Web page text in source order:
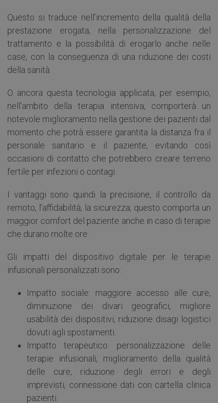
Questo si traduce nell’incremento della qualità della
prestazione erogata, nella personalizzazione del
trattamento e la possibilità di erogarlo anche nelle
case, con la conseguenza di una riduzione dei costi
della sanità.
O ancora questa tecnologia applicata, per esempio,
nell’ambito della terapia intensiva, comporterà un
notevole miglioramento nella gestione dei pazienti dal
momento che potrà essere garantita la distanza fra il
personale sanitario e il paziente, evitando così
occasioni di contatto che potrebbero creare terreno
fertile per infezioni o contagi.
I vantaggi sono quindi la precisione, il controllo da
remoto, l’affidabilità, la sicurezza; questo comporta un
maggior comfort del paziente anche in caso di terapie
che durano molte ore.
Gli impatti del dispositivo digitale per le terapie
infusionali personalizzati sono:
Impatto sociale: maggiore accesso alle cure,
diminuzione dei divari geografici, migliore
usabilità dei dispositivi, riduzione disagi logistici
dovuti agli spostamenti.
Impatto terapeutico: personalizzazione delle
terapie infusionali, miglioramento della qualità
delle cure, riduzione degli errori e degli
imprevisti, connessione dati con cartella clinica
pazienti.